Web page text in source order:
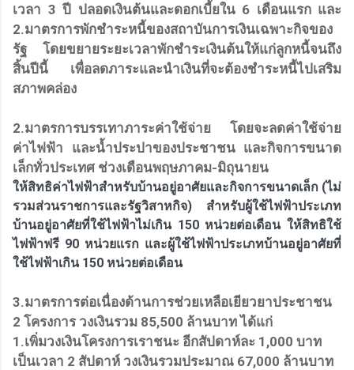
เวลา 3 ปี ปลอดเงินต้นและดอกเบี้ยใน 6 เดือนแรก และ
2.มาตรการพักชำระหนี้ของสถาบันการเงินเฉพาะกิจของ
รัฐ โดยขยายระยะเวลาพักชำระเงินต้นให้แก่ลูกหนี้จนถึง
สิ้นปีนี้ เพื่อลดภาระและนำเงินที่จะต้องชำระหนี้ไปเสริม
สภาพคล่อง
2.มาตรการบรรเทาภาระค่าใช้จ่าย โดยจะลดค่าใช้จ่าย
ค่าไฟฟ้า และน้ำประปาของประชาชน และกิจการขนาด
เล็กทั่วประเทศ ช่วงเดือนพฤษภาคม-มิถุนายน
ให้สิทธิค่าไฟฟ้าสำหรับบ้านอยู่อาศัยและกิจการขนาดเล็ก (ไม่
รวมส่วนราชการและรัฐวิสาหกิจ) สำหรับผู้ใช้ไฟฟ้าประเภท
บ้านอยู่อาศัยที่ใช้ไฟฟ้าไม่เกิน 150 หน่วยต่อเดือน ให้สิทธิใช้
ไฟฟ้าฟรี 90 หน่วยแรก และผู้ใช้ไฟฟ้าประเภทบ้านอยู่อาศัยที่
ใช้ไฟฟ้าเกิน 150 หน่วยต่อเดือน
3.มาตรการต่อเนื่องด้านการช่วยเหลือเยียวยาประชาชน
2 โครงการ วงเงินรวม 85,500 ล้านบาท ได้แก่
1.เพิ่มวงเงินโครงการเราชนะ อีกสัปดาห์ละ 1,000 บาท
เป็นเวลา 2 สัปดาห์ วงเงินรวมประมาณ 67,000 ล้านบาท